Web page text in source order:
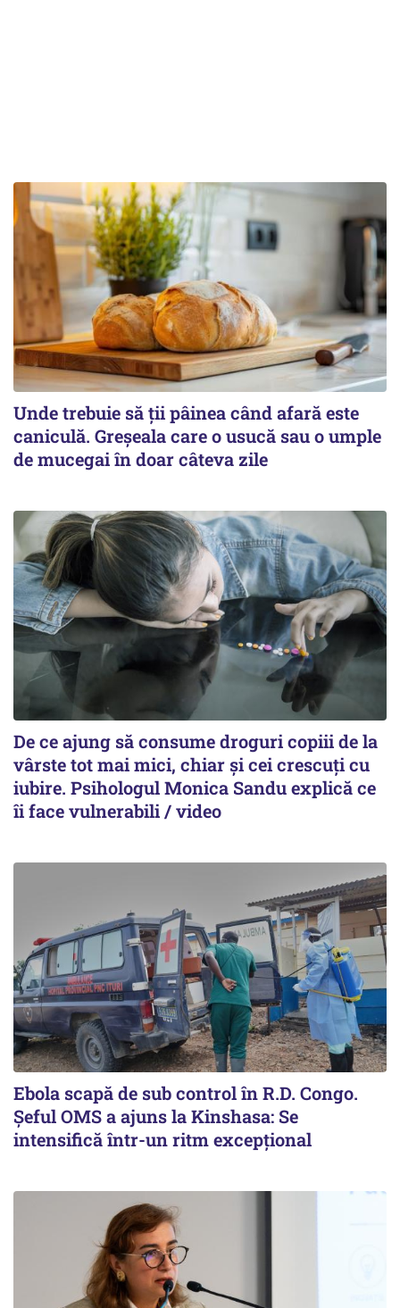
Unde trebuie să ții pâinea când afară este
caniculă. Greșeala care o usucă sau o umple
de mucegai în doar câteva zile
De ce ajung să consume droguri copiii de la
vârste tot mai mici, chiar și cei crescuți cu
iubire. Psihologul Monica Sandu explică ce
îi face vulnerabili / video
Ebola scapă de sub control în R.D. Congo.
Șeful OMS a ajuns la Kinshasa: Se
intensifică într-un ritm excepţional